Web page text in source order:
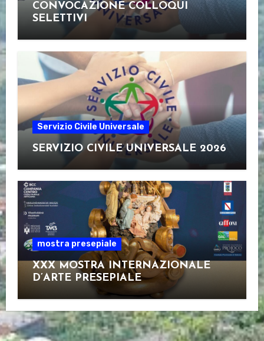
CONVOCAZIONE COLLOQUI
SELETTIVI
Servizio Civile Universale
SERVIZIO CIVILE UNIVERSALE 2026
mostra presepiale
XXX MOSTRA INTERNAZIONALE
D’ARTE PRESEPIALE